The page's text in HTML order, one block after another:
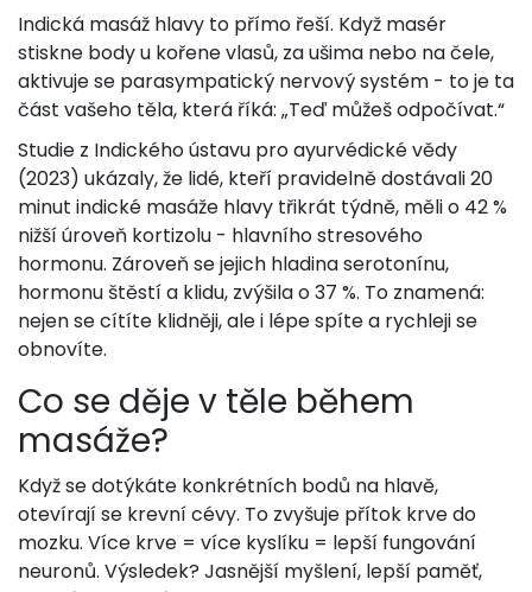
Indická masáž hlavy to přímo řeší. Když masér
stiskne body u kořene vlasů, za ušima nebo na čele,
aktivuje se parasympatický nervový systém - to je ta
část vašeho těla, která říká: „Teď můžeš odpočívat.“
Studie z Indického ústavu pro ayurvédické vědy
(2023) ukázaly, že lidé, kteří pravidelně dostávali 20
minut indické masáže hlavy třikrát týdně, měli o 42 %
nižší úroveň kortizolu - hlavního stresového
hormonu. Zároveň se jejich hladina serotonínu,
hormonu štěstí a klidu, zvýšila o 37 %. To znamená:
nejen se cítíte klidněji, ale i lépe spíte a rychleji se
obnovíte.
Co se děje v těle během
masáže?
Když se dotýkáte konkrétních bodů na hlavě,
otevírají se krevní cévy. To zvyšuje přítok krve do
mozku. Více krve = více kyslíku = lepší fungování
neuronů. Výsledek? Jasnější myšlení, lepší paměť,